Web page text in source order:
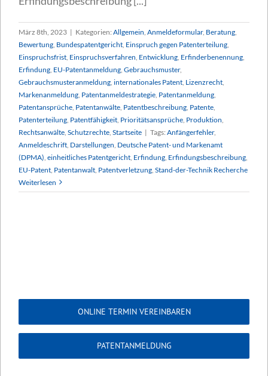
März 8th, 2023 | Kategorien: Allgemein Anmeldeformular, Beratung
Bewertung Bundespatentgericht Einspruch gegen Patenterteilung
Einspruchsfrist Einspruchsverfahren Entwicklung Erfinderbenennung
Erfindung EU-Patentanmeldung Gebrauchsmuster,
Gebrauchsmusteranmeldung internationales Patent Lizenzrecht
Markenanmeldung Patentanmeldestrategie Patentanmeldung
Patentansprüche Patentanwälte Patentbeschreibung Patente
Patenterteilung Patentfähigkeit Prioritätsansprüche Produktion
Rechtsanwälte Schutzrechte Startseite | Tags: Anfängerfehler,
Anmeldeschrift Darstellungen Deutsche Patent- und Markenamt
(DPMA) einheitliches Patentgericht Erfindung Erfindungsbeschreibung
EU-Patent Patentanwalt Patentverletzung Stand-der-Technik Recherche
Weiterlesen
ONLINE TERMIN VEREINBAREN
PATENTANMELDUNG